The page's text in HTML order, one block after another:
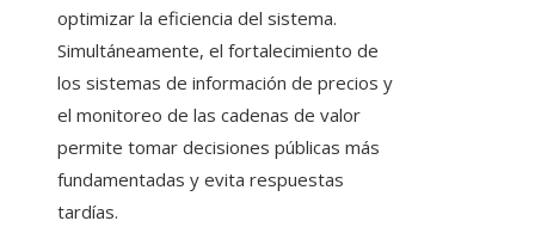
optimizar la eficiencia del sistema.
Simultáneamente, el fortalecimiento de
los sistemas de información de precios y
el monitoreo de las cadenas de valor
permite tomar decisiones públicas más
fundamentadas y evita respuestas
tardías.